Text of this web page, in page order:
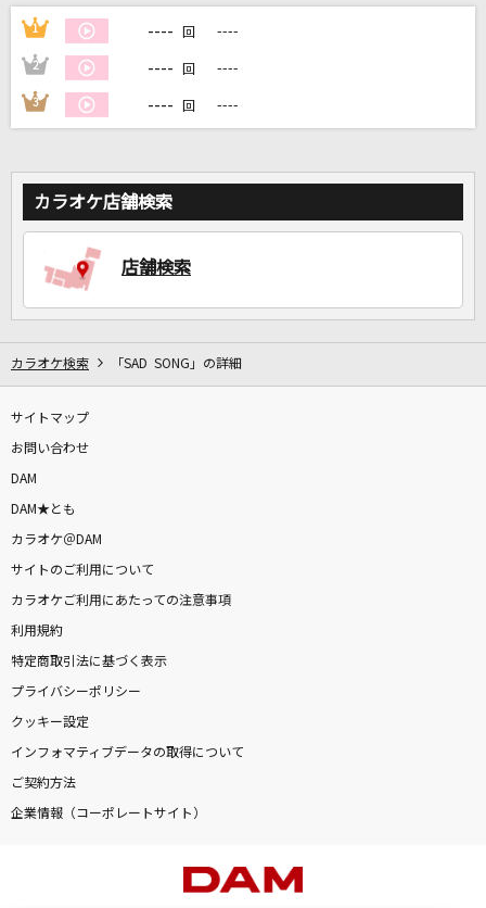
1 ---- 回 ----
2 ---- 回 ----
3 ---- 回 ----
カラオケ店舗検索
店舗検索
カラオケ検索 「SAD SONG」の詳細
サイトマップ
お問い合わせ
DAM
DAM★とも
カラオケ＠DAM
サイトのご利用について
カラオケご利用にあたっての注意事項
利用規約
特定商取引法に基づく表示
プライバシーポリシー
クッキー設定
インフォマティブデータの取得について
ご契約方法
企業情報（コーポレートサイト）